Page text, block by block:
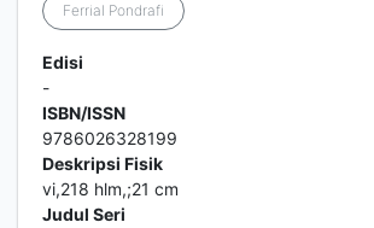
Ferrial Pondrafi
Edisi
-
ISBN/ISSN
9786026328199
Deskripsi Fisik
vi,218 hlm,;21 cm
Judul Seri